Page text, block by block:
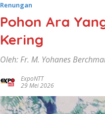
Renungan
Pohon Ara
Kering
Oleh: Fr. M. Yohanes
ExpoNTT
29 Mei 2026